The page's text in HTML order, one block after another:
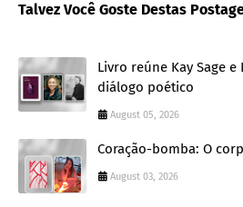
Talvez Você Goste Destas
Livro reúne Kay Sage e
diálogo poético
August 05, 2026
Coração-bomba: O
August 03, 2026